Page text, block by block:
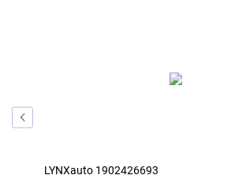
LYNXauto 1902426693